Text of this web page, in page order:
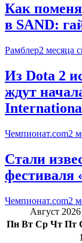
Как
в SAND:
Рамблер2 месяца
Из Dota 2
ждут
Чемпионат.com2
Стали
фестиваля
Чемпионат.com2
Август 2026
Пн Вт Ср Чт Пт
1